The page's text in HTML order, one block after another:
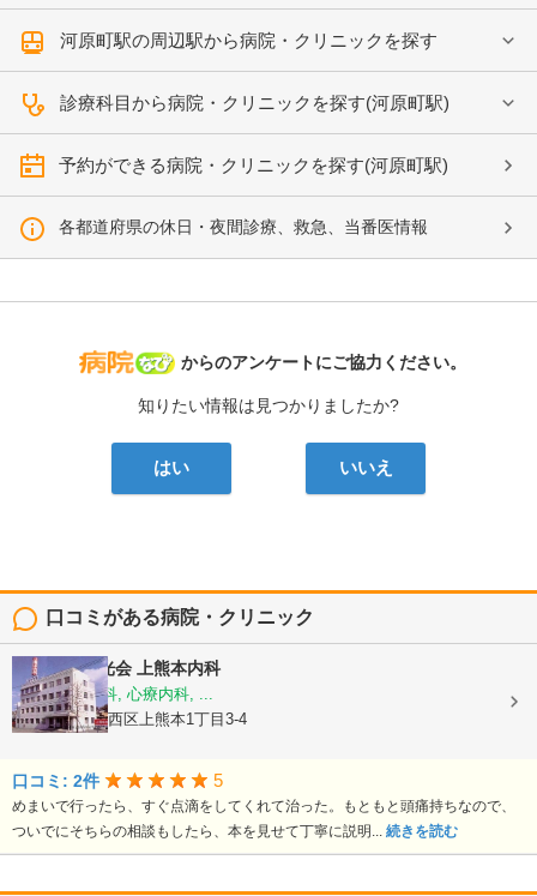
河原町駅の周辺駅から病院・クリニックを探す
診療科目から病院・クリニックを探す(河原町駅)
予約ができる病院・クリニックを探す(河原町駅)
各都道府県の休日・夜間診療、救急、当番医情報
病院なび
からのアンケートにご協力ください。
知りたい情報は見つかりましたか?
はい いいえ
口コミがある病院・クリニック
医療法人陽光会 上熊本内科
内科, 神経内科, 心療内科, ...
熊本県熊本市西区上熊本1丁目3-4
口コミ: 2件 5
めまいで行ったら、すぐ点滴をしてくれて治った。もともと頭痛持ちなので、
ついでにそちらの相談もしたら、本を見せて丁寧に説明... 続きを読む